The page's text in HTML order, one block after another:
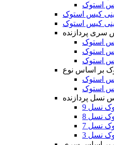
سری پردازنده
بر اساس نوع
نسل پردازنده
نسل 9
نسل 8
نسل 7
نسل 3